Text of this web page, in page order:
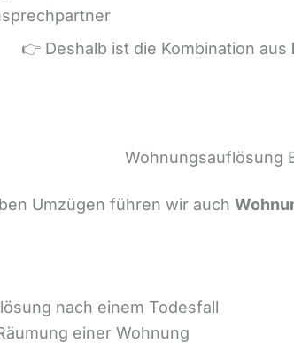
👉 Deshalb ist die Kombination aus
Wohnungsauflösung
Umzügen führen wir auch
nach einem Todesfall
einer Wohnung